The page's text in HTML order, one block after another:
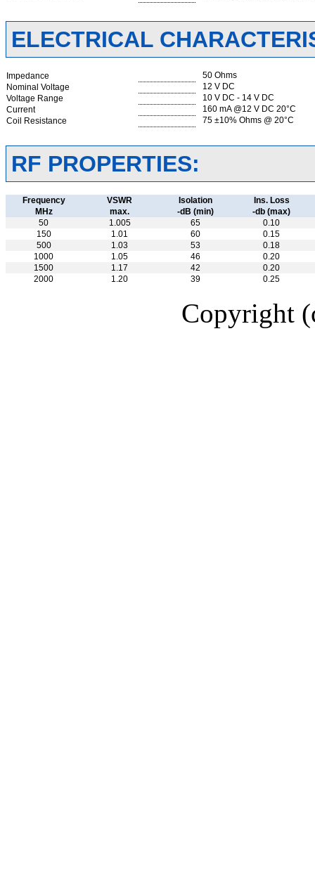
ELECTRICAL
Impedance
50 Ohms
Nominal Voltage
12 V DC
Voltage Range
10 V DC - 14 V DC
Current
160 mA @12 V DC 20°C
Coil Resistance
75 ±10% Ohms @ 20°C
RF PROPERTIES:
Frequency VSWR Isolation
Ins. Loss
MHz
max. -dB (min)
-db (max)
50
1.005 65
0.10
150
1.01 60
0.15
500
1.03 53
0.18
1000
1.05 46
0.20
1500
1.17 42
0.20
2000
1.20 39 0.25
Copyright